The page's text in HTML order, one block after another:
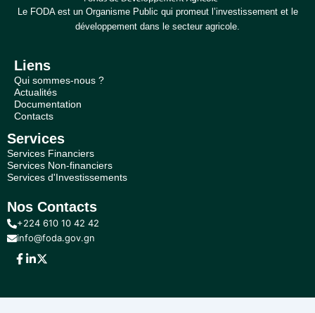
Le FODA est un Organisme Public qui promeut l’investissement et le
développement dans le secteur agricole.
Liens
Qui sommes-nous ?
Actualités
Documentation
Contacts
Services
Services Financiers
Services Non-financiers
Services d'Investissements
Nos Contacts
+224 610 10 42 42
info@foda.gov.gn